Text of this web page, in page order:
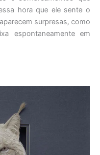
hora que ele sente o
surpresas, como
espontaneamente em